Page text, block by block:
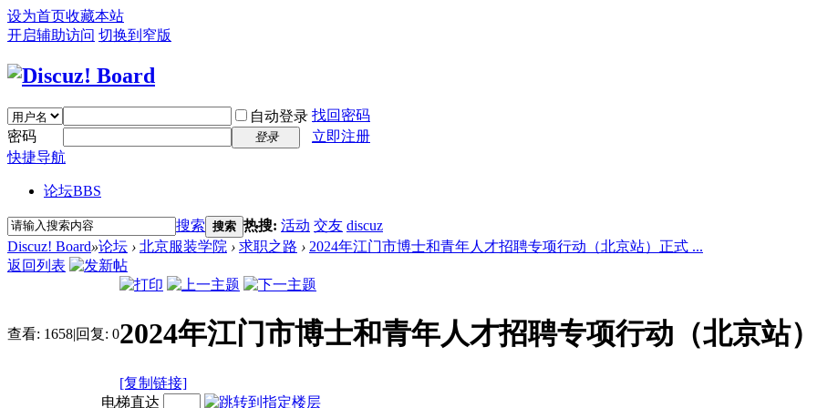
设为首页收藏本站
开启辅助访问 切换到窄版
自动登录 找回密码
密码
登录
立即注册
快捷导航
论坛BBS
搜索 搜索 热搜: 活动 交友 discuz
Discuz! Board»论坛 › 北京服装学院 › 求职之路 › 2024年江门市博士和青年人才招聘专项行动（北京站）正式 ...
返回列表
查看: 1658|回复: 02024年江门市博士和青年人才招聘专项行动（北京站
[复制链接]
电梯直达